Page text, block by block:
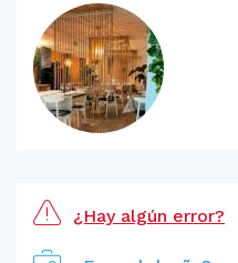
¿Hay algún error?